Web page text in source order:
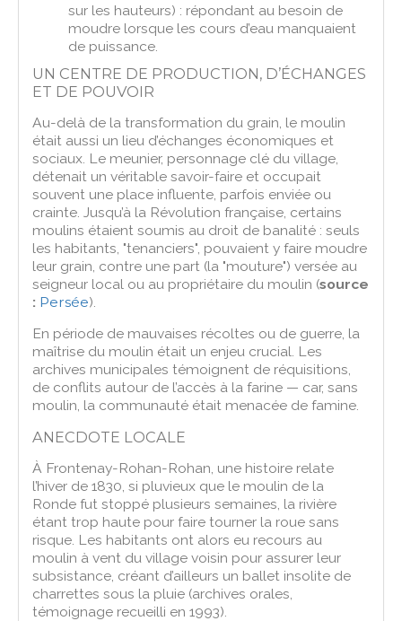
sur les hauteurs) : répondant au besoin de
moudre lorsque les cours d’eau manquaient
de puissance.
UN CENTRE DE PRODUCTION, D’ÉCHANGES
ET DE POUVOIR
Au-delà de la transformation du grain, le moulin
était aussi un lieu d’échanges économiques et
sociaux. Le meunier, personnage clé du village,
détenait un véritable savoir-faire et occupait
souvent une place influente, parfois enviée ou
crainte. Jusqu’à la Révolution française, certains
moulins étaient soumis au droit de banalité : seuls
les habitants, "tenanciers", pouvaient y faire moudre
leur grain, contre une part (la "mouture") versée au
seigneur local ou au propriétaire du moulin (source
: Persée).
En période de mauvaises récoltes ou de guerre, la
maîtrise du moulin était un enjeu crucial. Les
archives municipales témoignent de réquisitions,
de conflits autour de l’accès à la farine — car, sans
moulin, la communauté était menacée de famine.
ANECDOTE LOCALE
À Frontenay-Rohan-Rohan, une histoire relate
l’hiver de 1830, si pluvieux que le moulin de la
Ronde fut stoppé plusieurs semaines, la rivière
étant trop haute pour faire tourner la roue sans
risque. Les habitants ont alors eu recours au
moulin à vent du village voisin pour assurer leur
subsistance, créant d’ailleurs un ballet insolite de
charrettes sous la pluie (archives orales,
témoignage recueilli en 1993).